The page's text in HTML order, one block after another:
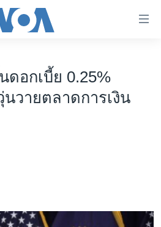
อกเบี้ย 0.25%
วายตลาดการเงิน